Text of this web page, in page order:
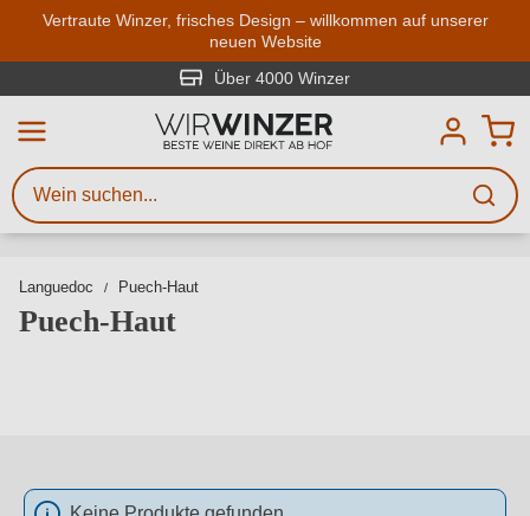
Zum Hauptinhalt springen
Vertraute Winzer, frisches Design – willkommen auf unserer
neuen Website
Über 4000 Winzer
Languedoc Puech-Haut
Puech-Haut
Weinsuche
Mindestens 3 Zeichen eingeben
Beschreiben Sie, welchen Wein
Sie suchen – ob nach Geschmack,
Region, Winzer oder anderen